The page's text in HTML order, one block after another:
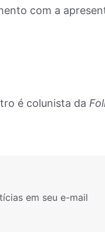
com a
é colunista da
em seu e-mail